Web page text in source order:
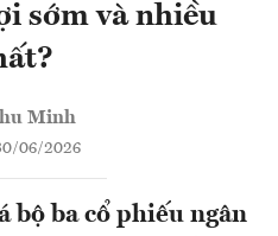
sớm và nhiều
Minh
06/2026
bộ ba cổ phiếu ngân